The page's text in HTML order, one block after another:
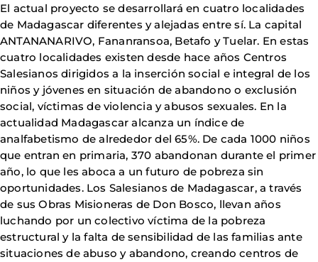
El actual proyecto se desarrollará en cuatro localidades
de Madagascar diferentes y alejadas entre sí. La capital
ANTANANARIVO, Fananransoa, Betafo y Tuelar. En estas
cuatro localidades existen desde hace años Centros
Salesianos dirigidos a la inserción social e integral de los
niños y jóvenes en situación de abandono o exclusión
social, víctimas de violencia y abusos sexuales. En la
actualidad Madagascar alcanza un índice de
analfabetismo de alrededor del 65%. De cada 1000 niños
que entran en primaria, 370 abandonan durante el primer
año, lo que les aboca a un futuro de pobreza sin
oportunidades. Los Salesianos de Madagascar, a través
de sus Obras Misioneras de Don Bosco, llevan años
luchando por un colectivo víctima de la pobreza
estructural y la falta de sensibilidad de las familias ante
situaciones de abuso y abandono, creando centros de